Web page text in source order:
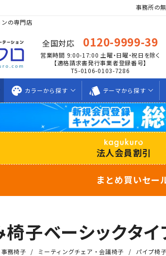
事務所の
の専門店
全国対応 0120-9999-39
営業時間 9:00-17:00 土曜・日曜・祝日を除く
【適格請求書発行事業者登録番号】
T5-0106-0103-7286
palette カラーから探す style テーマから探す
法人会員割引
まとめ買いセー
椅子ベーシックタ
務椅子 ミーティングチェア・会議椅子 パイプ椅